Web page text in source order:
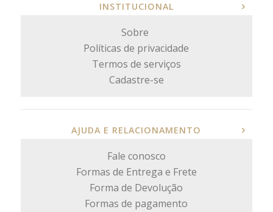
INSTITUCIONAL
Sobre
Políticas de privacidade
Termos de serviços
Cadastre-se
AJUDA E RELACIONAMENTO
Fale conosco
Formas de Entrega e Frete
Forma de Devolução
Formas de pagamento